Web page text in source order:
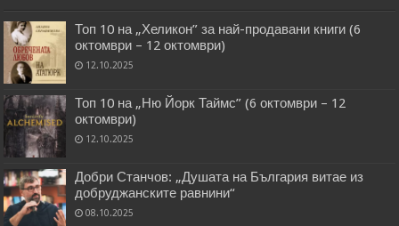
Топ 10 на „Хеликон” за най-продавани книги (6
октомври – 12 октомври)
12.10.2025
Топ 10 на „Ню Йорк Таймс” (6 октомври – 12
октомври)
12.10.2025
Добри Станчов: „Душата на България витае из
добруджанските равнини“
08.10.2025